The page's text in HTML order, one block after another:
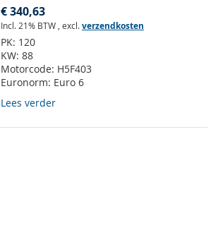
€ 340,63
Incl. 21% BTW , excl.verzendkosten
PK: 120
KW: 88
Motorcode: H5F403
Euronorm: Euro 6
Lees verder